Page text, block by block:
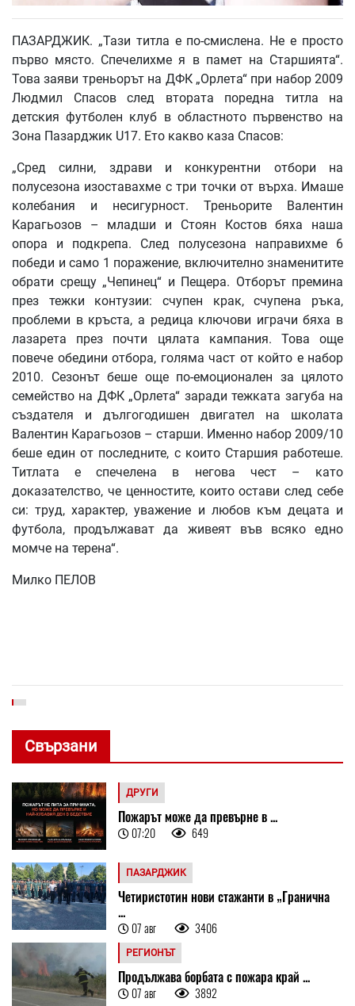
ПАЗАРДЖИК. „Тази титла е по-смислена. Не е просто
първо място. Спечелихме я в памет на Старшията“.
Това заяви треньорът на ДФК „Орлета“ при набор 2009
Людмил Спасов след втората поредна титла на
детския футболен клуб в областното първенство на
Зона Пазарджик U17. Ето какво каза Спасов:
„Сред силни, здрави и конкурентни отбори на
полусезона изоставахме с три точки от върха. Имаше
колебания и несигурност. Треньорите Валентин
Карагьозов – младши и Стоян Костов бяха наша
опора и подкрепа. След полусезона направихме 6
победи и само 1 поражение, включително знаменитите
обрати срещу „Чепинец“ и Пещера. Отборът премина
през тежки контузии: счупен крак, счупена ръка,
проблеми в кръста, а редица ключови играчи бяха в
лазарета през почти цялата кампания. Това още
повече обедини отбора, голяма част от който е набор
2010. Сезонът беше още по-емоционален за цялото
семейство на ДФК „Орлета“ заради тежката загуба на
създателя и дългогодишен двигател на школата
Валентин Карагьозов – старши. Именно набор 2009/10
беше един от последните, с които Старшия работеше.
Титлата е спечелена в негова чест – като
доказателство, че ценностите, които остави след себе
си: труд, характер, уважение и любов към децата и
футбола, продължават да живеят във всяко едно
момче на терена“.
Милко ПЕЛОВ
Свързани
ДРУГИ
Пожарът може да превърне в ...
07:20 649
ПАЗАРДЖИК
Четиристотин нови стажанти в „Гранична
...
07 авг 3406
РЕГИОНЪТ
Продължава борбата с пожара край ...
07 авг 3892